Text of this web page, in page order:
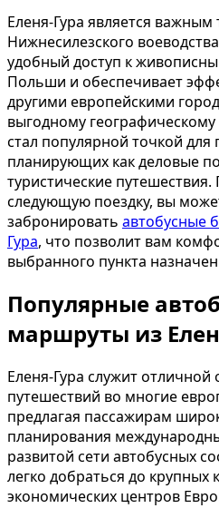
Еленя-Гура является
Нижнесилезского
удобный доступ к
Польши и обеспечивает
другими европейскими
выгодному
стал популярной точкой для
планирующих как деловые
туристические
следующую поездку, вы
забронировать автобусные
Гура, что позволит вам
выбранного пункта
Популярные
маршруты из
Еленя-Гура служит
путешествий во многие
предлагая пассажирам
планирования
развитой сети автобусных
легко добраться до крупных
экономических центров